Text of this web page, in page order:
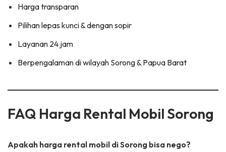
Harga transparan
Pilihan lepas kunci & dengan sopir
Layanan 24 jam
Berpengalaman di wilayah Sorong & Papua Barat
FAQ Harga Rental Mobil Sorong
Apakah harga rental mobil di Sorong bisa nego?